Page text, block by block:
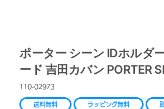
ポーター シーン IDホルダ
ード 吉田カバン PORTER
110-02973
送料無料 ラッピング無料